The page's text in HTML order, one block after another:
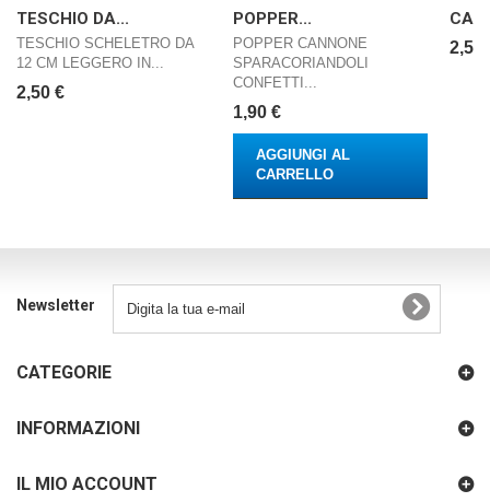
TESCHIO DA...
TESCHIO SCHELETRO DA
12 CM LEGGERO IN...
2,50 €
POPPER...
POPPER CANNONE
SPARACORIANDOLI
CONFETTI...
1,90 €
AGGIUNGI AL
CARRELLO
2,50
Newsletter
CATEGORIE
INFORMAZIONI
IL MIO ACCOUNT